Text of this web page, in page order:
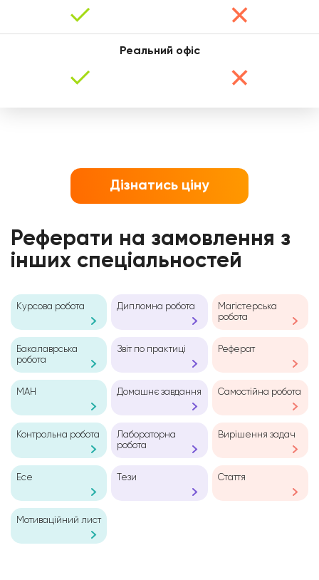
Валерія
Олена
Реальний офіс
Дізнатись ціну
Реферати на замовлення з
інших спеціальностей
Курсова робота Дипломна робота
Магістерська
робота
Бакалаврська
робота
Звіт по практиці Реферат
МАН Домашнє завдання Самостійна робота
Контрольна робота
Лабораторна
робота
Вирішення задач
Есе Тези Стаття
Мотиваційний лист